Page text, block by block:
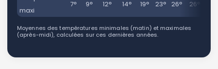
maxi
7° 9° 12° 14° 19° 23° 26° 26°
Moyennes des températures minimales (matin) et maximales
(après-midi), calculées sur ces dernières années.